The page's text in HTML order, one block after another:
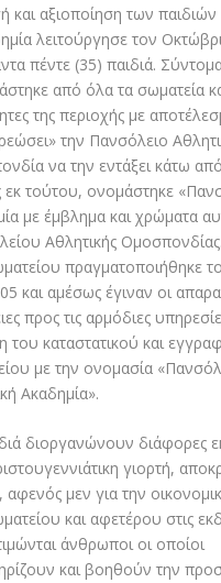
και αξιοποίηση των
λειτούργησε τον
πέντε (35) παιδιά.
από όλα τα σωματεία
της περιοχής με
την Πανσόλειο
να την εντάξει κάτω
εκ τούτου, ονομάστηκε
με έμβλημα και χρώματα
Αθλητικής
πραγματοποιήθηκε
και αμέσως έγιναν οι
προς τις αρμόδιες
του καταστατικού και
με την ονομασία
Ακαδημία».
διοργανώνουν διάφορες
γιορτή,
αφενός μεν για την
και αφετέρου στις
άνθρωποι οι οποίοι
και βοηθούν την